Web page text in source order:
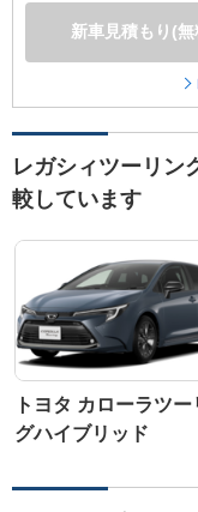
新車見積もり(無
レガシィツーリン
較しています
トヨタ カローラツー
グハイブリッド